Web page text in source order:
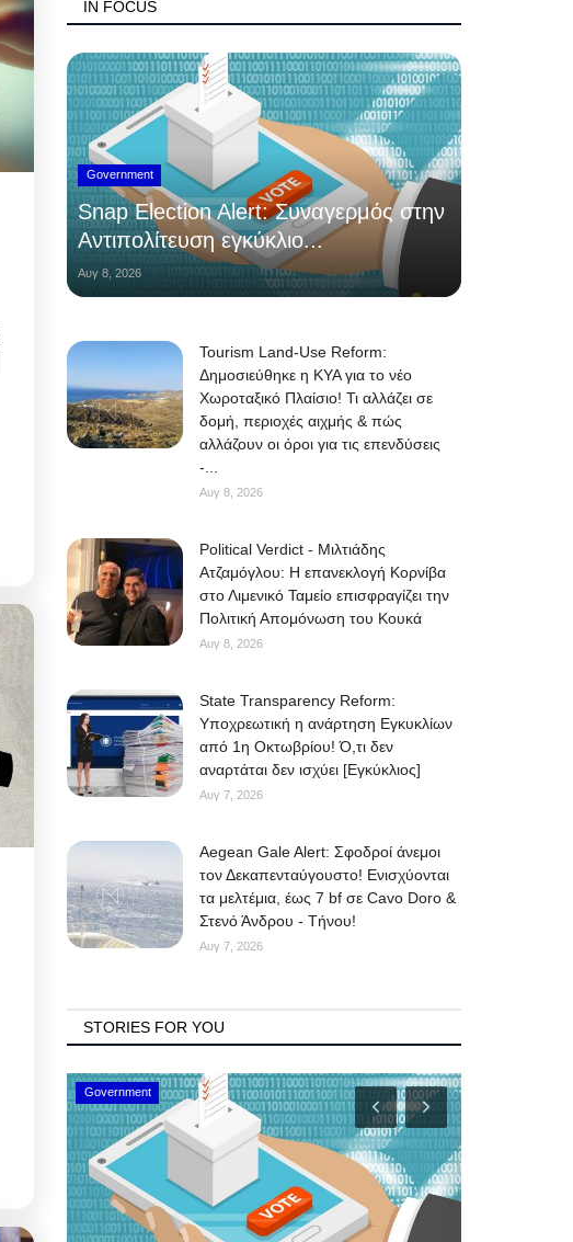
IN FOCUS
Government
Snap Election Alert: Συναγερμός στην
Αντιπολίτευση εγκύκλιο...
Αυγ 8, 2026
Tourism Land-Use Reform:
Δημοσιεύθηκε η ΚΥΑ για το νέο
Χωροταξικό Πλαίσιο! Τι αλλάζει σε
δομή, περιοχές αιχμής & πώς
αλλάζουν οι όροι για τις επενδύσεις
-...
Αυγ 8, 2026
Political Verdict - Μιλτιάδης
Ατζαμόγλου: Η επανεκλογή Κορνίβα
στο Λιμενικό Ταμείο επισφραγίζει την
Πολιτική Απομόνωση του Κουκά
Αυγ 8, 2026
State Transparency Reform:
Υποχρεωτική η ανάρτηση Εγκυκλίων
από 1η Οκτωβρίου! Ό,τι δεν
αναρτάται δεν ισχύει [Εγκύκλιος]
Αυγ 7, 2026
Aegean Gale Alert: Σφοδροί άνεμοι
τον Δεκαπενταύγουστο! Ενισχύονται
τα μελτέμια, έως 7 bf σε Cavo Doro &
Στενό Άνδρου - Τήνου!
Αυγ 7, 2026
STORIES FOR YOU
Travel News